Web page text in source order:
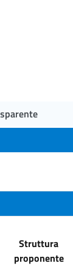
Struttura
proponente